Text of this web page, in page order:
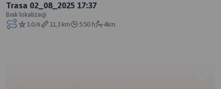
Trasa 02_08_2025 17:37
Brak lokalizacji
1.0/6
11,3 km 5:50 h 4km